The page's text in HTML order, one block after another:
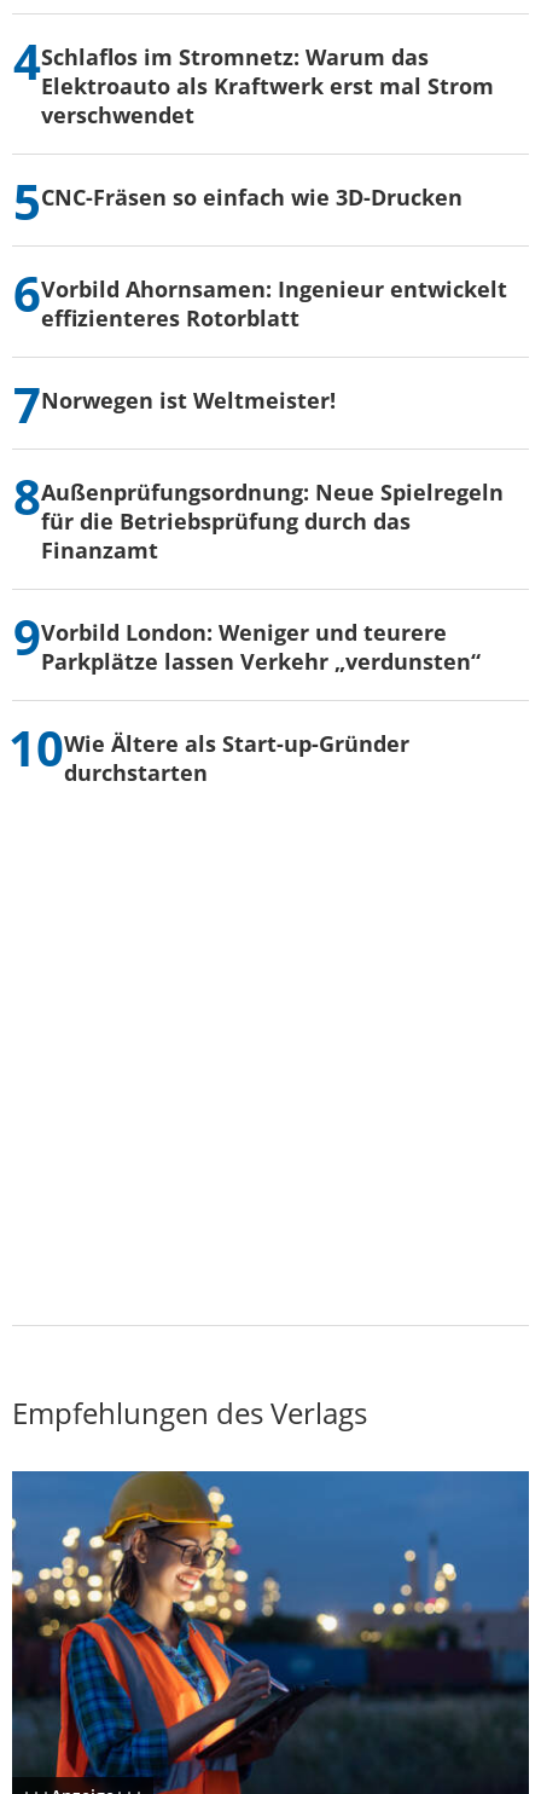
Schlaflos im Stromnetz: Warum das
Elektroauto als Kraftwerk erst mal Strom
verschwendet
CNC-Fräsen so einfach wie 3D-Drucken
Vorbild Ahornsamen: Ingenieur entwickelt
effizienteres Rotorblatt
Norwegen ist Weltmeister!
Außenprüfungsordnung: Neue Spielregeln
für die Betriebsprüfung durch das
Finanzamt
Vorbild London: Weniger und teurere
Parkplätze lassen Verkehr „verdunsten“
Wie Ältere als Start-up-Gründer
durchstarten
Empfehlungen des Verlags